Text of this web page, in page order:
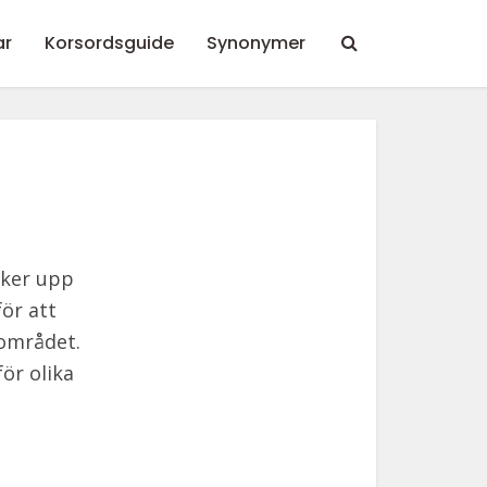
Korsordsguide Synonymer
upp
att
olika